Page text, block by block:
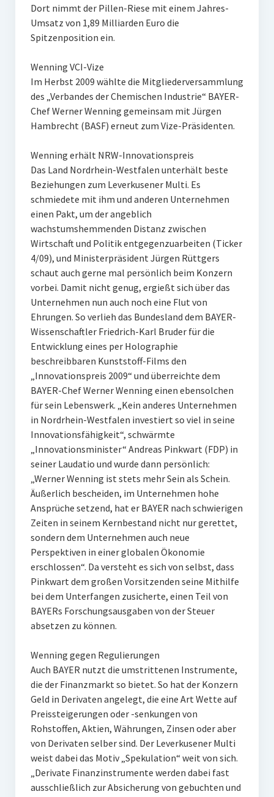
Dort nimmt der Pillen-Riese mit einem Jahres-
Umsatz von 1,89 Milliarden Euro die
Spitzenposition ein.
Wenning VCI-Vize
Im Herbst 2009 wählte die Mitgliederversammlung
des „Verbandes der Chemischen Industrie“ BAYER-
Chef Werner Wenning gemeinsam mit Jürgen
Hambrecht (BASF) erneut zum Vize-Präsidenten.
Wenning erhält NRW-Innovationspreis
Das Land Nordrhein-Westfalen unterhält beste
Beziehungen zum Leverkusener Multi. Es
schmiedete mit ihm und anderen Unternehmen
einen Pakt, um der angeblich
wachstumshemmenden Distanz zwischen
Wirtschaft und Politik entgegenzuarbeiten (Ticker
4/09), und Ministerpräsident Jürgen Rüttgers
schaut auch gerne mal persönlich beim Konzern
vorbei. Damit nicht genug, ergießt sich über das
Unternehmen nun auch noch eine Flut von
Ehrungen. So verlieh das Bundesland dem BAYER-
Wissenschaftler Friedrich-Karl Bruder für die
Entwicklung eines per Holographie
beschreibbaren Kunststoff-Films den
„Innovationspreis 2009“ und überreichte dem
BAYER-Chef Werner Wenning einen ebensolchen
für sein Lebenswerk. „Kein anderes Unternehmen
in Nordrhein-Westfalen investiert so viel in seine
Innovationsfähigkeit“, schwärmte
„Innovationsminister“ Andreas Pinkwart (FDP) in
seiner Laudatio und wurde dann persönlich:
„Werner Wenning ist stets mehr Sein als Schein.
Äußerlich bescheiden, im Unternehmen hohe
Ansprüche setzend, hat er BAYER nach schwierigen
Zeiten in seinem Kernbestand nicht nur gerettet,
sondern dem Unternehmen auch neue
Perspektiven in einer globalen Ökonomie
erschlossen“. Da versteht es sich von selbst, dass
Pinkwart dem großen Vorsitzenden seine Mithilfe
bei dem Unterfangen zusicherte, einen Teil von
BAYERs Forschungsausgaben von der Steuer
absetzen zu können.
Wenning gegen Regulierungen
Auch BAYER nutzt die umstrittenen Instrumente,
die der Finanzmarkt so bietet. So hat der Konzern
Geld in Derivaten angelegt, die eine Art Wette auf
Preissteigerungen oder -senkungen von
Rohstoffen, Aktien, Währungen, Zinsen oder aber
von Derivaten selber sind. Der Leverkusener Multi
weist dabei das Motiv „Spekulation“ weit von sich.
„Derivate Finanzinstrumente werden dabei fast
ausschließlich zur Absicherung von gebuchten und